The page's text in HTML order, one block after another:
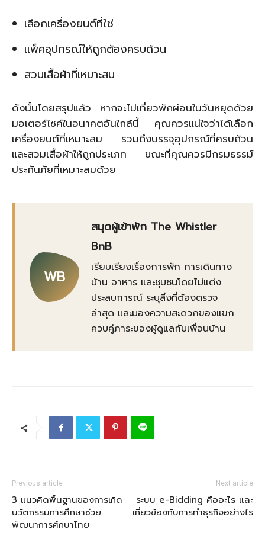
เลือกเครื่องยนต์ที่ใช่
แพ็คอุปกรณ์ให้ถูกต้องครบถ้วน
สวมเสื้อผ้าที่เหมาะสม
ดังนั้นโดยสรุปแล้ว หากจะไปเที่ยวพักผ่อนในวันหยุดด้วย
มอเตอร์ไซค์ในอนาคตอันใกล้นี้ คุณควรแน่ใจว่าได้เลือก
เครื่องยนต์ที่เหมาะสม รวมถึงบรรจุอุปกรณ์ที่ครบถ้วน
และสวมเสื้อผ้าให้ถูกประเภท ขณะที่คุณควรมีกรมธรรม์
ประกันภัยที่เหมาะสมด้วย
WB
สมุดผู้เข้าพัก The Whistler
BnB
เรียบเรียงเรื่องการพัก การเดินทาง
บ้าน อาหาร และชุมชนโดยไม่แต่ง
ประสบการณ์ ระบุสิ่งที่ต้องตรวจ
ล่าสุด และมองความสะดวกของแขก
ควบคู่ภาระของผู้ดูแลกับเพื่อนบ้าน
Previous article
3 แนวคิดพื้นฐานของการเกิด
นวัตกรรมการศึกษาช่วย
พัฒนาการศึกษาไทย
Next article
ระบบ e-Bidding คืออะไร และ
เกี่ยวข้องกับการทำธุรกิจอย่างไร